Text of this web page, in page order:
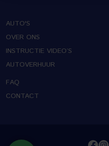
AUTO'S
OVER ONS
INSTRUCTIE VIDEO’S
AUTOVERHUUR
FAQ
CONTACT